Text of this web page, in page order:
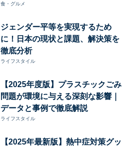
食・グルメ
ジェンダー平等を実現するため
に！日本の現状と課題、解決策を
徹底分析
ライフスタイル
【2025年度版】プラスチックごみ
問題が環境に与える深刻な影響｜
データと事例で徹底解説
ライフスタイル
【2025年最新版】熱中症対策グッ